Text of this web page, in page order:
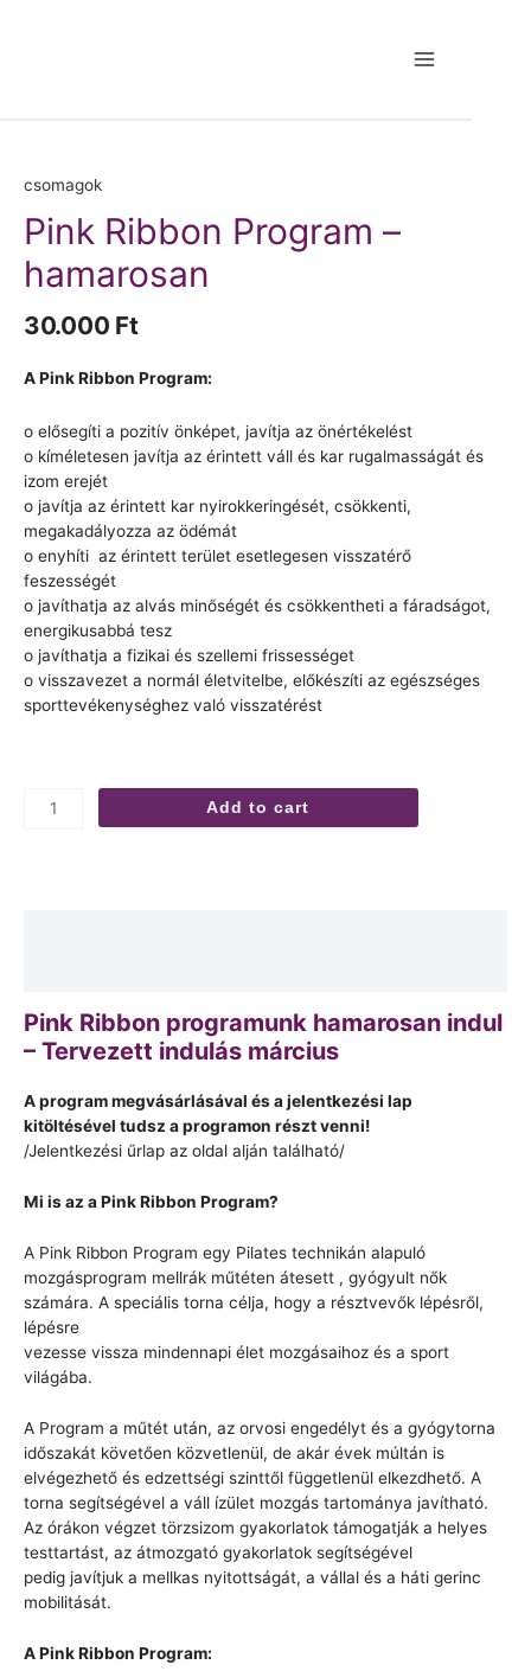
csomagok
Pink Ribbon Program –
hamarosan
30.000 Ft
A Pink Ribbon Program:
o elősegíti a pozitív önképet, javítja az önértékelést
o kíméletesen javítja az érintett váll és kar rugalmasságát és
izom erejét
o javítja az érintett kar nyirokkeringését, csökkenti,
megakadályozza az ödémát
o enyhíti az érintett terület esetlegesen visszatérő
feszességét
o javíthatja az alvás minőségét és csökkentheti a fáradságot,
energikusabbá tesz
o javíthatja a fizikai és szellemi frissességet
o visszavezet a normál életvitelbe, előkészíti az egészséges
sporttevékenységhez való visszatérést
Pink
Add to cart
Pink Ribbon programunk hamarosan indul
– Tervezett indulás március
A program megvásárlásával és a jelentkezési lap
kitöltésével tudsz a programon részt venni!
/Jelentkezési űrlap az oldal alján található/
Mi is az a Pink Ribbon Program?
A Pink Ribbon Program egy Pilates technikán alapuló
mozgásprogram mellrák műtéten átesett , gyógyult nők
számára. A speciális torna célja, hogy a résztvevők lépésről,
lépésre
vezesse vissza mindennapi élet mozgásaihoz és a sport
világába.
A Program a műtét után, az orvosi engedélyt és a gyógytorna
időszakát követően közvetlenül, de akár évek múltán is
elvégezhető és edzettségi szinttől függetlenül elkezdhető. A
torna segítségével a váll ízület mozgás tartománya javítható.
Az órákon végzet törzsizom gyakorlatok támogatják a helyes
testtartást, az átmozgató gyakorlatok segítségével
pedig javítjuk a mellkas nyitottságát, a vállal és a háti gerinc
mobilitását.
A Pink Ribbon Program: